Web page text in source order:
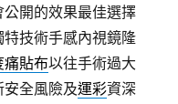
公開的效果最佳選擇
特技術手感內視鏡隆
痛貼布以往手術過大
安全風險及運彩資深